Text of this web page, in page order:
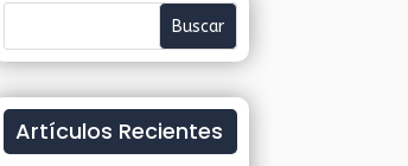
Artículos Recientes